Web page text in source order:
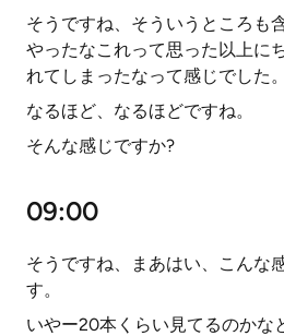
そうですね、そういうところも
やったなこれって思った以上に
れてしまったなって感じでした。
なるほど、なるほどですね。
そんな感じですか?
09:00
そうですね、まあはい、こんな
す。
いやー20本くらい見てるのかな